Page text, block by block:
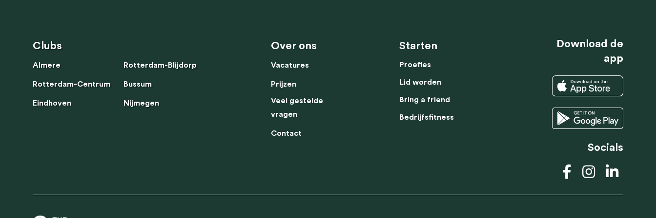
Clubs
Almere Rotterdam-Blijdorp
Rotterdam-Centrum Bussum
Eindhoven Nijmegen
Over ons
Vacatures
Prijzen
Veel gestelde
vragen
Contact
Starten
Proefles
Lid worden
Bring a friend
Bedrijfsfitness
Download de
app
Socials
DUTCH
Wij maken gebruik van cookies om jouw ervaring op onze website te verbeteren. Deze cookies helpen